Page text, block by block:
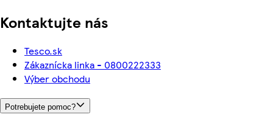
Kontaktujte nás
Tesco.sk
Zákaznícka linka - 0800222333
Výber obchodu
Potrebujete pomoc?